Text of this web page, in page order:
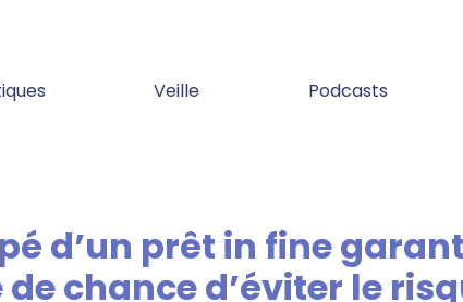
Veille Podcasts
chance d’éviter le